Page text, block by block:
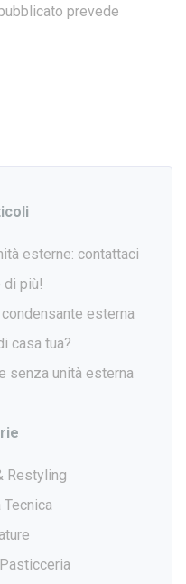
prevede
esterne: contattaci
di più!
esterna
casa tua?
senza unità esterna
Restyling